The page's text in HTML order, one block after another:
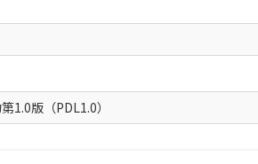
1.0版（PDL1.0）